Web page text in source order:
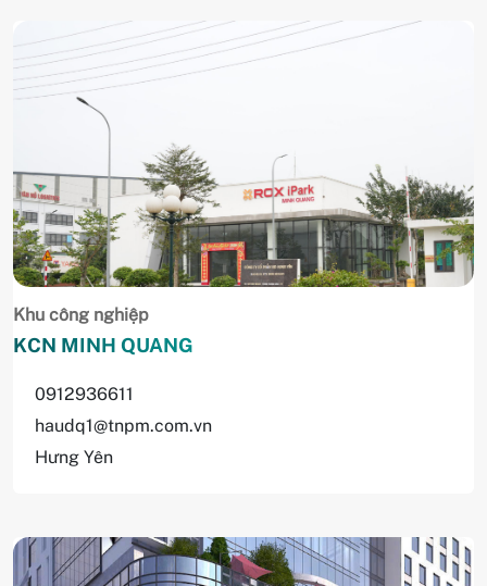
Khu công nghiệp
KCN MINH QUANG
0912936611
haudq1@tnpm.com.vn
Hưng Yên